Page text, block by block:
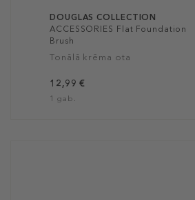
DOUGLAS COLLECTION
ACCESSORIES Flat Foundation
Brush
Tonālā krēma ota
12,99 €
1 gab.